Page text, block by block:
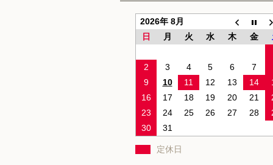
2026年 8月
日
月 火 水 木 金
2
3 4 5 6 7
9
10 11 12 13 14
16
17 18 19 20 21
23
24 25 26 27 28
30
31
定休日